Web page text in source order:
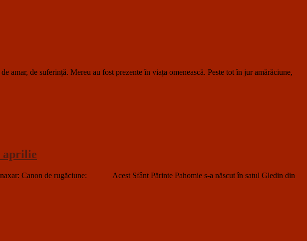
de suferință. Mereu au fost prezente în viața omenească. Peste tot în jur amărăciune,
aprilie
Canon de rugăciune: Acest Sfânt Părinte Pahomie s-a născut în satul Gledin din